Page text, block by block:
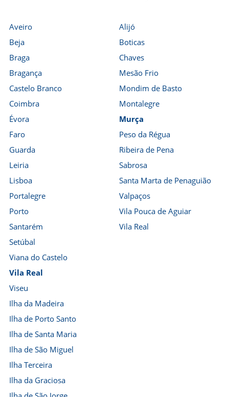
Aveiro
Beja
Braga
Bragança
Castelo Branco
Coimbra
Évora
Faro
Guarda
Leiria
Lisboa
Portalegre
Porto
Santarém
Setúbal
Viana do Castelo
Vila Real
Viseu
Ilha da Madeira
Ilha de Porto Santo
Ilha de Santa Maria
Ilha de São Miguel
Ilha Terceira
Ilha da Graciosa
Alijó
Boticas
Chaves
Mesão Frio
Mondim de Basto
Montalegre
Murça
Peso da Régua
Ribeira de Pena
Sabrosa
Santa Marta de Penaguião
Valpaços
Vila Pouca de Aguiar
Vila Real